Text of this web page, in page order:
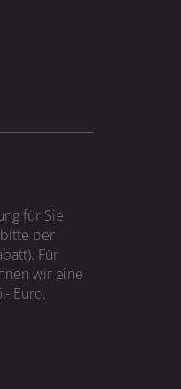
für Sie
per
Für
wir eine
Euro.